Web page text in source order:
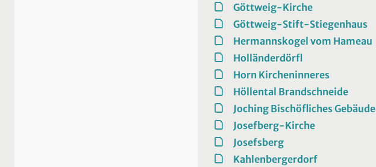
Göttweig-Kirche
Göttweig-Stift-Stiegenhaus
Hermannskogel vom Hameau
Holländerdörfl
Horn Kircheninneres
Höllental Brandschneide
Joching Bischöfliches Gebäude
Josefberg-Kirche
Josefsberg
Kahlenbergerdorf